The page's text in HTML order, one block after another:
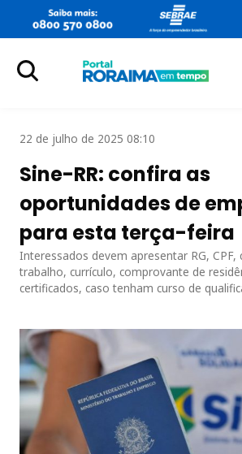
22 de julho de 2025 08:10
Sine-RR: confira as
oportunidades de
para esta terça-feira
Interessados devem apresentar RG, CPF,
trabalho, currículo, comprovante de
certificados, caso tenham curso de